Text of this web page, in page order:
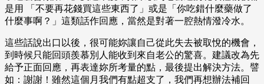
是用 「不要再花錢買這些東西了」或是「你吃錯什麼藥做了
什麼事啊？」這類話作回應，當然是對著一腔熱情潑冷水。
這些話說出口以後，很可能妳讓自己從此失去被取悅的機會，
到時候只能回頭羨慕別人能收到來自老公的驚喜。建議改為先
給予正面回應，再表達妳所考量的點，最後提出解決方法。譬
如：謝謝！雖然這個月我們有點超支了，我們再想辦法補回